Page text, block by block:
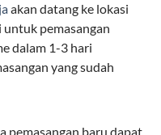
dasar, Paket
fitur lengkap,
yang
tinggi.
Keluarga
akan datang ke lokasi
pemasangan
dalam 1-3 hari
yang sudah
pemasangan baru dapat